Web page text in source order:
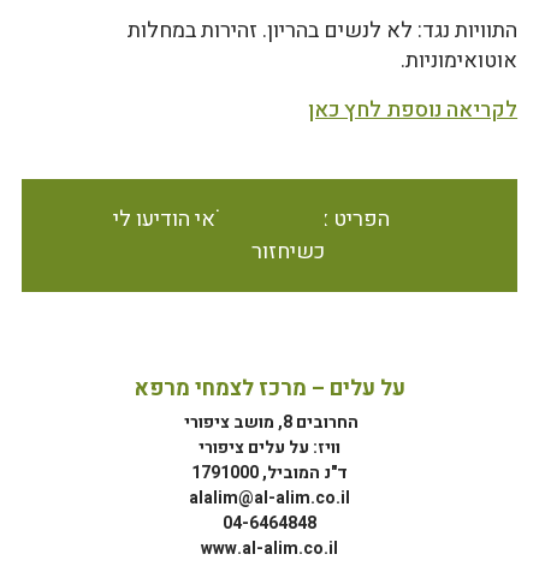
התוויות נגד: לא לנשים בהריון. זהירות במחלות
אוטואימוניות.
לקריאה נוספת לחץ כאן
הפריט אינו זמין במלאי הודיעו לי
כשיחזור
על עלים – מרכז לצמחי מרפא
החרובים 8, מושב ציפורי
וויז: על עלים ציפורי
ד"נ המוביל, 1791000
alalim@al-alim.co.il
04-6464848
www.al-alim.co.il